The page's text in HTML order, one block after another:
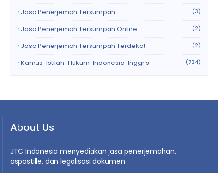
Jasa Penerjemah Tersumpah (3)
Jasa Penerjemah Tersumpah Online (2)
Jasa Penerjemah Tersumpah Terdekat (2)
Kamus-Istilah-Hukum-Indonesia-Inggris (734)
About Us
JTC Indonesia menyediakan jasa penerjemahan,
aspostille, dan legalisasi dokumen